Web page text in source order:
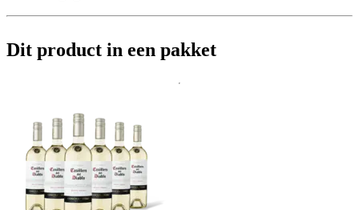
Dit product in een pakket